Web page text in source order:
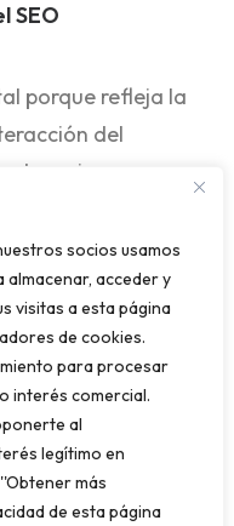
socios usamos
acceder y
visitas a esta página
de cookies.
para procesar
interés comercial.
al
legítimo en
más
de esta página
SEO
porque refleja la
del
de sesiones
los visitantes
y están
él de manera
y el interés
los
las métricas de